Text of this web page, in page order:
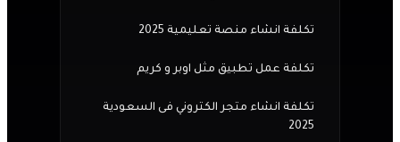
تكلفة انشاء منصة تعليمية 2025
تكلفة عمل تطبيق مثل اوبر و كريم
تكلفة انشاء متجر الكتروني فى السعودية
2025